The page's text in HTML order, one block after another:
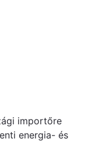
importőre
energia- és